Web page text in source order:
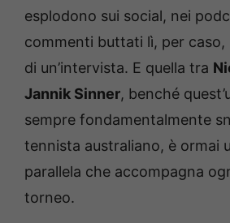
esplodono sui social, nei
commenti buttati lì, per caso,
di un’intervista. E quella tra
Jannik Sinner, benché
sempre fondamentalmente
tennista australiano, è ormai
parallela che accompagna
torneo.